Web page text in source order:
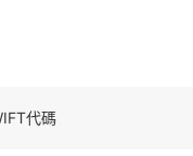
代碼